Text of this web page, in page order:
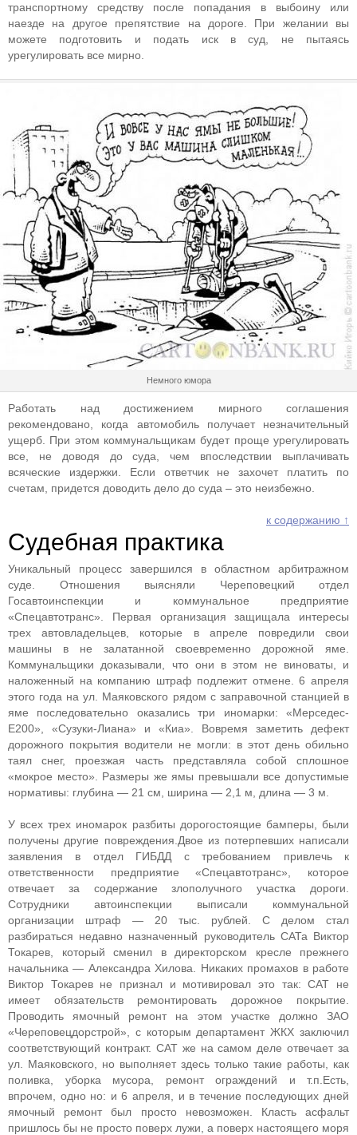
транспортному средству после попадания в выбоину или
наезде на другое препятствие на дороге. При желании вы
можете подготовить и подать иск в суд, не пытаясь
урегулировать все мирно.
Немного юмора
Работать над достижением мирного соглашения
рекомендовано, когда автомобиль получает незначительный
ущерб. При этом коммунальщикам будет проще урегулировать
все, не доводя до суда, чем впоследствии выплачивать
всяческие издержки. Если ответчик не захочет платить по
счетам, придется доводить дело до суда – это неизбежно.
к содержанию ↑
Судебная практика
Уникальный процесс завершился в областном арбитражном
суде. Отношения выясняли Череповецкий отдел
Госавтоинспекции и коммунальное предприятие
«Спецавтотранс». Первая организация защищала интересы
трех автовладельцев, которые в апреле повредили свои
машины в не залатанной своевременно дорожной яме.
Коммунальщики доказывали, что они в этом не виноваты, и
наложенный на компанию штраф подлежит отмене. 6 апреля
этого года на ул. Маяковского рядом с заправочной станцией в
яме последовательно оказались три иномарки: «Мерседес-
Е200», «Сузуки-Лиана» и «Киа». Вовремя заметить дефект
дорожного покрытия водители не могли: в этот день обильно
таял снег, проезжая часть представляла собой сплошное
«мокрое место». Размеры же ямы превышали все допустимые
нормативы: глубина — 21 см, ширина — 2,1 м, длина — 3 м.
У всех трех иномарок разбиты дорогостоящие бамперы, были
получены другие повреждения.Двое из потерпевших написали
заявления в отдел ГИБДД с требованием привлечь к
ответственности предприятие «Спецавтотранс», которое
отвечает за содержание злополучного участка дороги.
Сотрудники автоинспекции выписали коммунальной
организации штраф — 20 тыс. рублей. С делом стал
разбираться недавно назначенный руководитель САТа Виктор
Токарев, который сменил в директорском кресле прежнего
начальника — Александра Хилова. Никаких промахов в работе
Виктор Токарев не признал и мотивировал это так: САТ не
имеет обязательств ремонтировать дорожное покрытие.
Проводить ямочный ремонт на этом участке должно ЗАО
«Череповецдорстрой», с которым департамент ЖКХ заключил
соответствующий контракт. САТ же на самом деле отвечает за
ул. Маяковского, но выполняет здесь только такие работы, как
поливка, уборка мусора, ремонт ограждений и т.п.Есть,
впрочем, одно но: и 6 апреля, и в течение последующих дней
ямочный ремонт был просто невозможен. Класть асфальт
пришлось бы не просто поверх лужи, а поверх настоящего моря